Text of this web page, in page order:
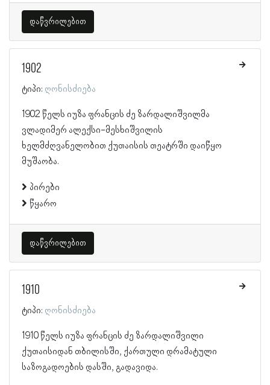
დაწვრილებით
1902
ტიპი: ღონისძიება
1902 წელს იუზა ფრანცის ძე ზარდალიშვილმა
ვლადიმერ ალექსი-მესხიშვილის
ხელმძღვანელობით ქუთაისის თეატრში დაიწყო
მუშაობა.
პირები
წყარო
დაწვრილებით
1910
ტიპი: ღონისძიება
1910 წელს იუზა ფრანცის ძე ზარდალიშვილი
ქუთაისიდან თბილისში, ქართული დრამატული
საზოგადოების დასში, გადავიდა.